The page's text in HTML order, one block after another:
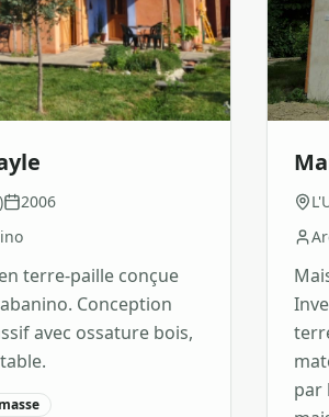
2006
terre-paille conçue
Conception
avec ossature bois,
par